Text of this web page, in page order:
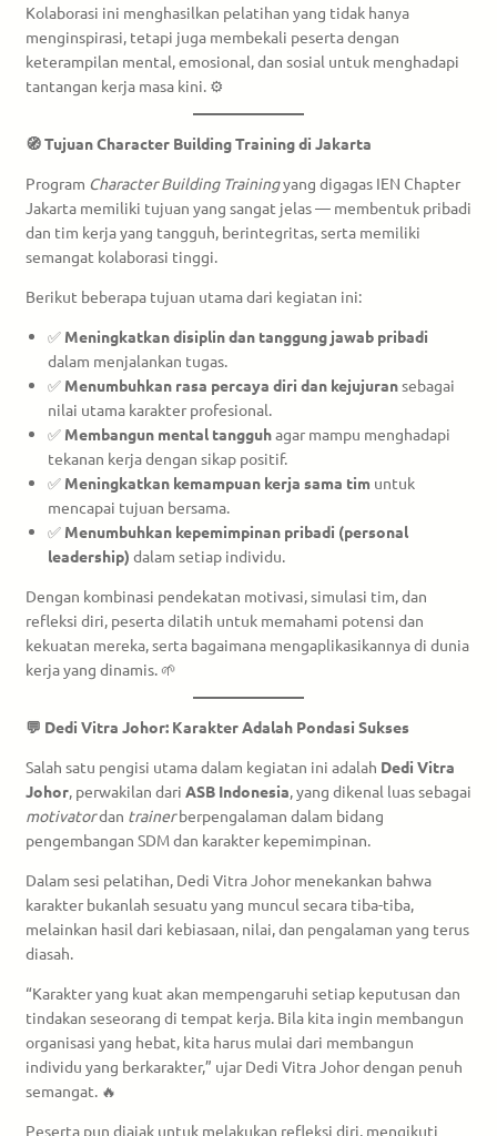
Kolaborasi ini menghasilkan pelatihan yang tidak hanya
menginspirasi, tetapi juga membekali peserta dengan
keterampilan mental, emosional, dan sosial untuk menghadapi
tantangan kerja masa kini. ⚙️
🧭 Tujuan Character Building Training di Jakarta
Program Character Building Trainingyang digagas IEN Chapter
Jakarta memiliki tujuan yang sangat jelas — membentuk pribadi
dan tim kerja yang tangguh, berintegritas, serta memiliki
semangat kolaborasi tinggi.
Berikut beberapa tujuan utama dari kegiatan ini:
✅ Meningkatkan disiplin dan tanggung jawab pribadi
dalam menjalankan tugas.
✅ Menumbuhkan rasa percaya diri dan kejujuransebagai
nilai utama karakter profesional.
✅ Membangun mental tangguhagar mampu menghadapi
tekanan kerja dengan sikap positif.
✅ Meningkatkan kemampuan kerja sama tim untuk
mencapai tujuan bersama.
✅ Menumbuhkan kepemimpinan pribadi (personal
leadership) dalam setiap individu.
Dengan kombinasi pendekatan motivasi, simulasi tim, dan
refleksi diri, peserta dilatih untuk memahami potensi dan
kekuatan mereka, serta bagaimana mengaplikasikannya di dunia
kerja yang dinamis. 🌱
💬 Dedi Vitra Johor: Karakter Adalah Pondasi Sukses
Salah satu pengisi utama dalam kegiatan ini adalah Dedi Vitra
Johor, perwakilan dari ASB Indonesia, yang dikenal luas sebagai
motivatordan trainerberpengalaman dalam bidang
pengembangan SDM dan karakter kepemimpinan.
Dalam sesi pelatihan, Dedi Vitra Johor menekankan bahwa
karakter bukanlah sesuatu yang muncul secara tiba-tiba,
melainkan hasil dari kebiasaan, nilai, dan pengalaman yang terus
diasah.
“Karakter yang kuat akan mempengaruhi setiap keputusan dan
tindakan seseorang di tempat kerja. Bila kita ingin membangun
organisasi yang hebat, kita harus mulai dari membangun
individu yang berkarakter,” ujar Dedi Vitra Johor dengan penuh
semangat. 🔥
Peserta pun diajak untuk melakukan refleksi diri, mengikuti